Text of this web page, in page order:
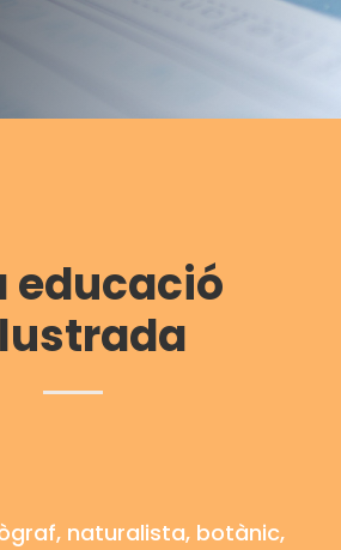
educació
naturalista, botànic,